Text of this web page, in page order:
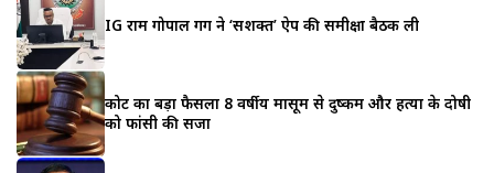
IG राम गोपाल गर्ग ने ‘सशक्त’ ऐप की समीक्षा बैठक ली
कोर्ट का बड़ा फैसला 8 वर्षीय मासूम से दुष्कर्म और हत्या के दोषी
को फांसी की सजा